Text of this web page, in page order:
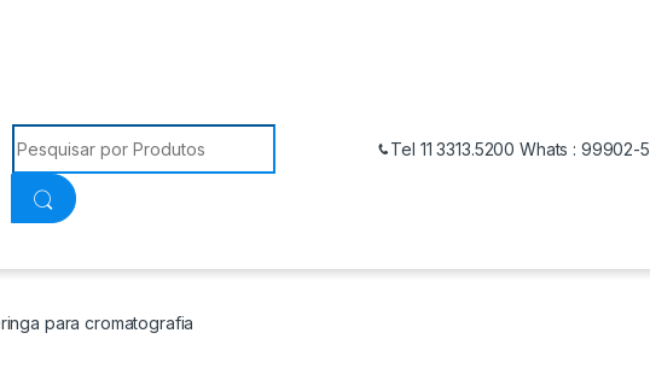
Procurar:
Tel 11 3313.5200 Whats : 99902-
para cromatografia